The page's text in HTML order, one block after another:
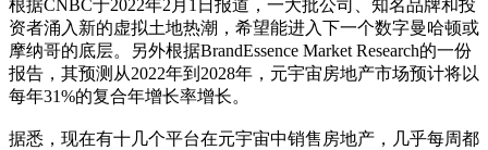
根据CNBC于2022年2月1日报道，一大批公司、知名品牌和投
资者涌入新的虚拟土地热潮，希望能进入下一个数字曼哈顿或
摩纳哥的底层。另外根据BrandEssence Market Research的一份
报告，其预测从2022年到2028年，元宇宙房地产市场预计将以
每年31%的复合年增长率增长。
据悉，现在有十几个平台在元宇宙中销售房地产，几乎每周都